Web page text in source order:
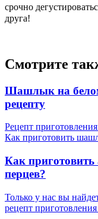
срочно
друга!
Смотрите
Шашлык на
рецепту
Рецепт
Как приготовить
Как приготовить
перцев?
Только у нас вы
рецепт